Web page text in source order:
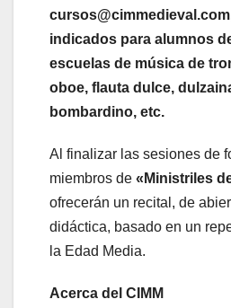
indicados para alumnos
escuelas de música de
oboe, flauta dulce,
bombardino, etc.
Al finalizar las sesiones de
miembros de «Ministriles
ofrecerán un recital, de
didáctica, basado en un
la Edad Media.
Acerca del CIMM